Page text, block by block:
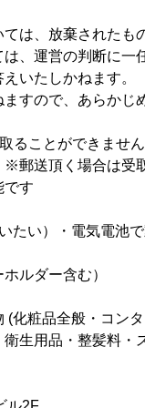
は、放棄されたも
、運営の判断に一
いたしかねます。
すので、あらかじ
ることができませ
※郵送頂く場合は受
です
たい）・電気電池
ルダー含む）
化粧品全般・コン
生用品・整髪料・